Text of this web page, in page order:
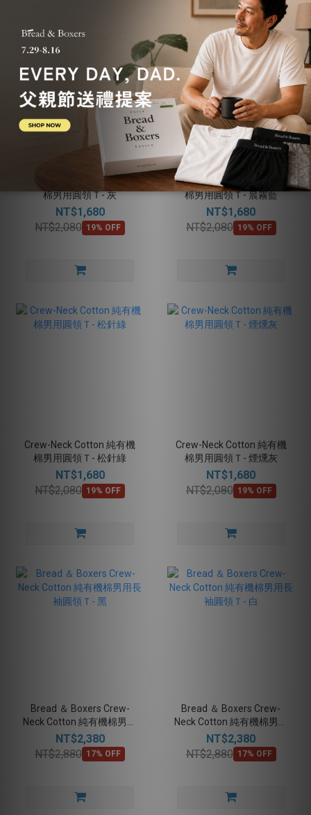
Crew-Neck Cotton 純有機
棉男用圓領Ｔ- 灰
NT$1,680
NT$2,080 19% OFF
Crew-Neck Cotton 純有機
棉男用圓領Ｔ- 晨霧藍
NT$1,680
NT$2,080 19% OFF
Crew-Neck Cotton 純有機
棉男用圓領Ｔ- 松針綠
NT$1,680
NT$2,080 19% OFF
Crew-Neck Cotton 純有機
棉男用圓領Ｔ- 煙燻灰
NT$1,680
NT$2,080 19% OFF
Bread ＆ Boxers Crew-
Neck Cotton 純有機棉男用
長袖圓領Ｔ- 黑
NT$2,380
NT$2,880 17% OFF
Bread ＆ Boxers Crew-
Neck Cotton 純有機棉男用
長袖圓領Ｔ- 白
NT$2,380
NT$2,880 17% OFF